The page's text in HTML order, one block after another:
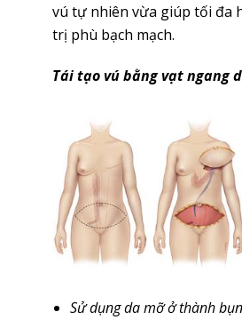
vú tự nhiên vừa giúp tối đa
trị phù bạch mạch.
Tái tạo vú bằng vạt ngang
Sử dụng da mỡ ở thành